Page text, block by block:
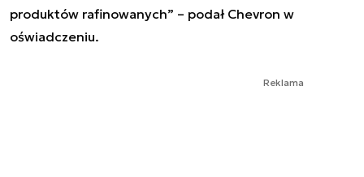
produktów rafinowanych” – podał Chevron w
oświadczeniu.
Reklama